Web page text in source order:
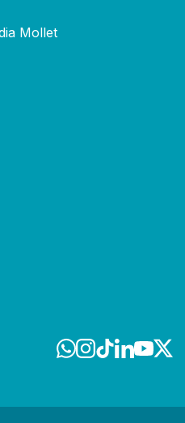
Mollet